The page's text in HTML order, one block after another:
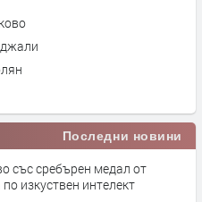
Последни новини
със сребърен медал от
изкуствен интелект